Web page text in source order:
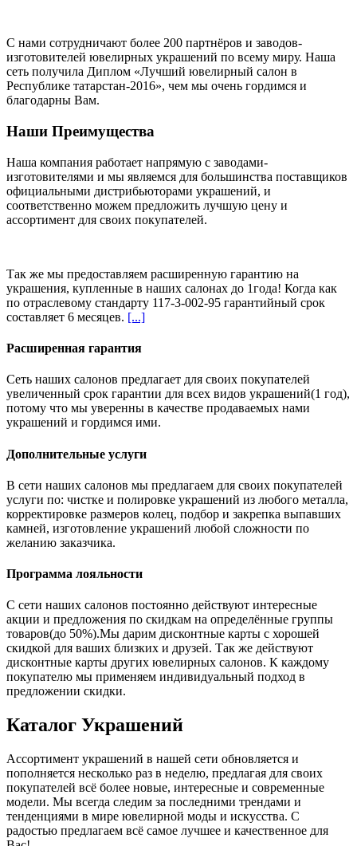
С нами сотрудничают более 200 партнёров и заводов-
изготовителей ювелирных украшений по всему миру. Наша
сеть получила Диплом «Лучший ювелирный салон в
Республике татарстан-2016», чем мы очень гордимся и
благодарны Вам.
Наши Преимущества
Наша компания работает напрямую с заводами-
изготовителями и мы являемся для большинства поставщиков
официальными дистрибьюторами украшений, и
соответственно можем предложить лучшую цену и
ассортимент для своих покупателей.
Так же мы предоставляем расширенную гарантию на
украшения, купленные в наших салонах до 1года! Когда как
по отраслевому стандарту 117-3-002-95 гарантийный срок
составляет 6 месяцев. [...]
Расширенная гарантия
Сеть наших салонов предлагает для своих покупателей
увеличенный срок гарантии для всех видов украшений(1 год),
потому что мы уверенны в качестве продаваемых нами
украшений и гордимся ими.
Дополнительные услуги
В сети наших салонов мы предлагаем для своих покупателей
услуги по: чистке и полировке украшений из любого металла,
корректировке размеров колец, подбор и закрепка выпавших
камней, изготовление украшений любой сложности по
желанию заказчика.
Программа лояльности
С сети наших салонов постоянно действуют интересные
акции и предложения по скидкам на определённые группы
товаров(до 50%).Мы дарим дисконтные карты с хорошей
скидкой для ваших близких и друзей. Так же действуют
дисконтные карты других ювелирных салонов. К каждому
покупателю мы применяем индивидуальный подход в
предложении скидки.
Каталог Украшений
Ассортимент украшений в нашей сети обновляется и
пополняется несколько раз в неделю, предлагая для своих
покупателей всё более новые, интересные и современные
модели. Мы всегда следим за последними трендами и
тенденциями в мире ювелирной моды и искусства. С
радостью предлагаем всё самое лучшее и качественное для